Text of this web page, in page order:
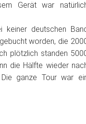
Gerät war
keiner deutschen
worden, die
plötzlich standen
die Hälfte wieder
ganze Tour war